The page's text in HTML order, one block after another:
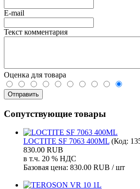
E-mail
Текст комментария
Оценка для товара
Сопутствующие товары
LOCTITE SF 7063 400ML (Код:
830.00 RUB
в т.ч. 20 % НДС
Базовая цена: 830.00 RUB / шт